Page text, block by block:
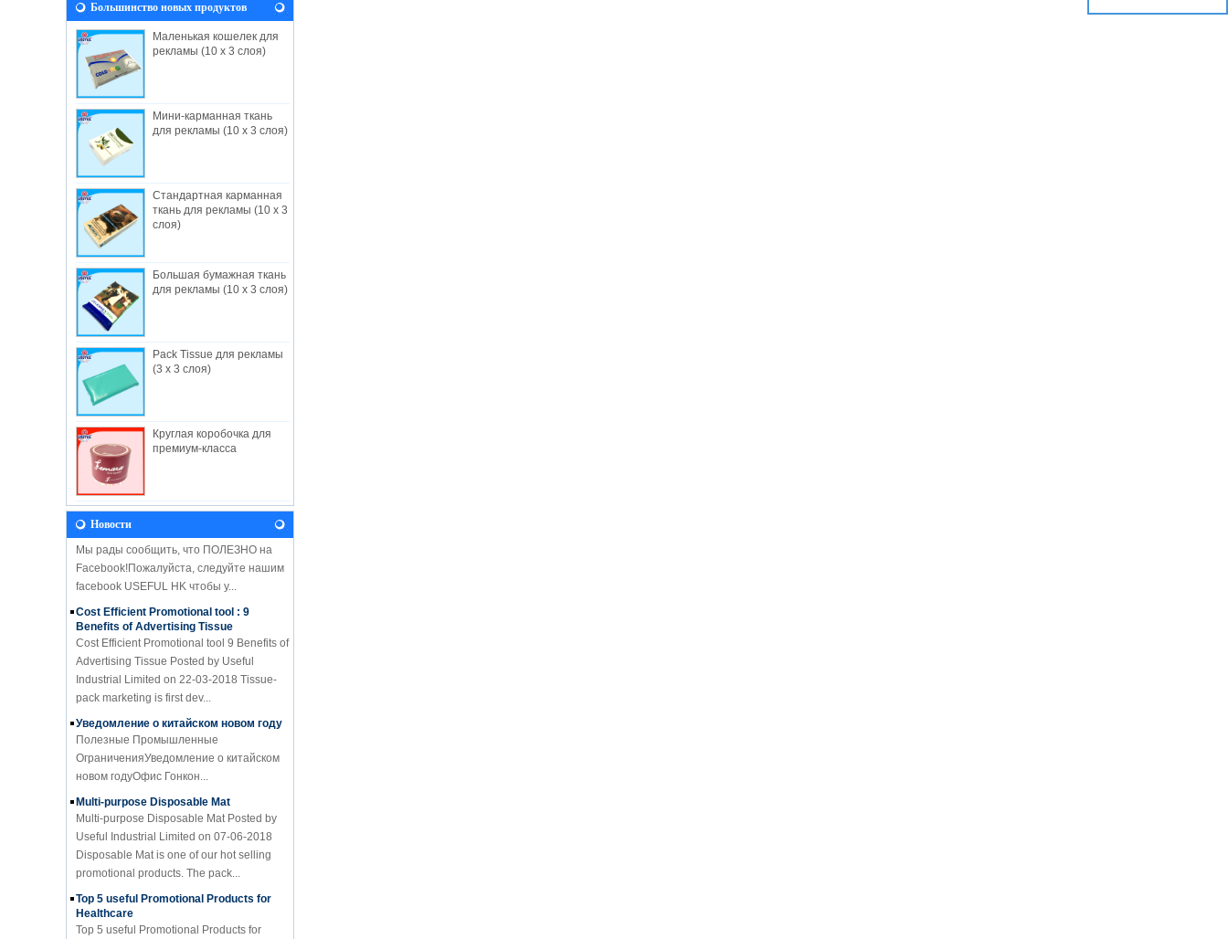
Большинство новых продуктов
Маленькая кошелек для
рекламы (10 x 3 слоя)
Мини-карманная ткань
для рекламы (10 x 3 слоя)
Стандартная карманная
ткань для рекламы (10 x 3
слоя)
Большая бумажная ткань
для рекламы (10 x 3 слоя)
Pack Tissue для рекламы
(3 x 3 слоя)
Круглая коробочка для
премиум-класса
Новости
О нас
Полезные промышленные ограничения,
создан в 1982, — Гонконгский завод-
изготовитель,...
НОВОСТИ
Давайте приедем к нам во время Baby
Fair 2018! Мы будем рады видеть вас
там! Выставка прод...
Видение
В будущем полезно будет продолжать
разработку принципов и ценностей,
вытекающих ...
Полезный Facebook
Мы рады сообщить, что ПОЛЕЗНО на
Facebook!Пожалуйста, следуйте нашим
facebook USEFUL HK чтобы у...
Cost Efficient Promotional tool : 9
Benefits of Advertising Tissue
Cost Efficient Promotional tool 9 Benefits of
Advertising Tissue Posted by Useful
Industrial Limited on 22-03-2018 Tissue-
pack marketing is first dev...
Уведомление о китайском новом году
Полезные Промышленные
ОграниченияУведомление о китайском
новом годуОфис Гонкон...
Multi-purpose Disposable Mat
Multi-purpose Disposable Mat Posted by
Useful Industrial Limited on 07-06-2018
Disposable Mat is one of our hot selling
promotional products. The pack...
Top 5 useful Promotional Products for
Healthcare
Top 5 useful Promotional Products for
Healthcare Posted by Useful Industrial